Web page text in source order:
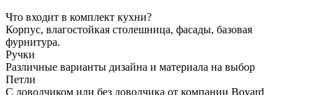
Что входит в комплект кухни?
Корпус, влагостойкая столешница, фасады, базовая
фурнитура.
Ручки
Различные варианты дизайна и материала на выбор
Петли
С доводчиком или без доводчика от компании Boyard